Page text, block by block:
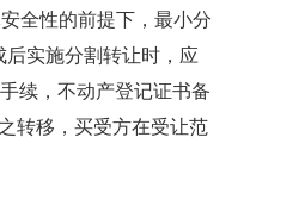
全性的前提下，最小分
实施分割转让时，应
续，不动产登记证书备
转移，买受方在受让范